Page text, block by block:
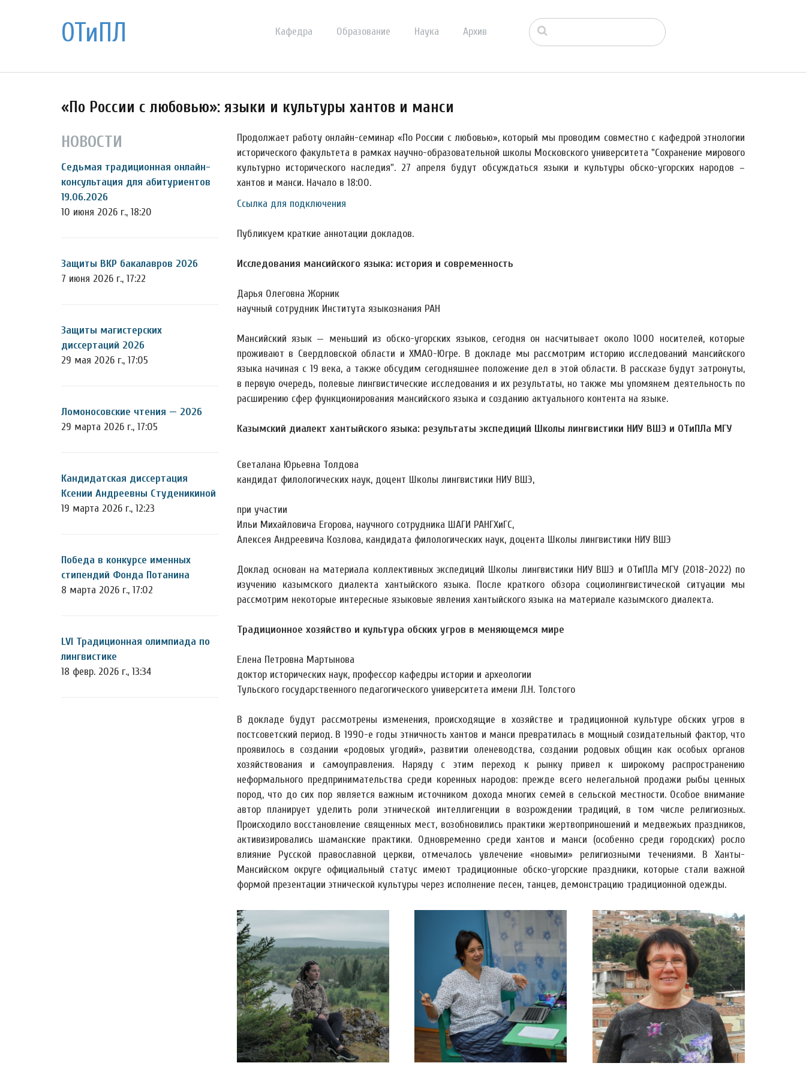
ОТиПЛ Кафедра Образование Наука Архив
«По России с любовью»: языки и культуры хантов и манси
НОВОСТИ
Седьмая традиционная онлайн-
консультация для абитуриентов
19.06.2026
10 июня 2026 г., 18:20
Защиты ВКР бакалавров 2026
7 июня 2026 г., 17:22
Защиты магистерских
диссертаций 2026
29 мая 2026 г., 17:05
Ломоносовские чтения — 2026
29 марта 2026 г., 17:05
Кандидатская диссертация
Ксении Андреевны Студеникиной
19 марта 2026 г., 12:23
Победа в конкурсе именных
стипендий Фонда Потанина
8 марта 2026 г., 17:02
LVI Традиционная олимпиада по
лингвистике
18 февр. 2026 г., 13:34
Продолжает работу онлайн-семинар «По России с любовью», который мы проводим совместно с кафедрой этнологии
исторического факультета в рамках научно-образовательной школы Московского университета "Сохранение мирового
культурно исторического наследия". 27 апреля будут обсуждаться языки и культуры обско-угорских народов –
хантов и манси. Начало в 18:00.
Ссылка для подключения
Публикуем краткие аннотации докладов.
Исследования мансийского языка: история и современность
Дарья Олеговна Жорник
научный сотрудник Института языкознания РАН
Мансийский язык — меньший из обско-угорских языков, сегодня он насчитывает около 1000 носителей, которые
проживают в Свердловской области и ХМАО-Югре. В докладе мы рассмотрим историю исследований мансийского
языка начиная с 19 века, а также обсудим сегодняшнее положение дел в этой области. В рассказе будут затронуты,
в первую очередь, полевые лингвистические исследования и их результаты, но также мы упомянем деятельность по
расширению сфер функционирования мансийского языка и созданию актуального контента на языке.
Казымский диалект хантыйского языка: результаты экспедиций Школы лингвистики НИУ ВШЭ и ОТиПЛа МГУ
Светалана Юрьевна Толдова
кандидат филологических наук, доцент Школы лингвистики НИУ ВШЭ,
при участии
Ильи Михайловича Егорова, научного сотрудника ШАГИ РАНГХиГС,
Алексея Андреевича Козлова, кандидата филологических наук, доцента Школы лингвистики НИУ ВШЭ
Доклад основан на материала коллективных экспедиций Школы лингвистики НИУ ВШЭ и ОТиПЛа МГУ (2018-2022) по
изучению казымского диалекта хантыйского языка. После краткого обзора социолингвистической ситуации мы
рассмотрим некоторые интересные языковые явления хантыйского языка на материале казымского диалекта.
Традиционное хозяйство и культура обских угров в меняющемся мире
Елена Петровна Мартынова
доктор исторических наук, профессор кафедры истории и археологии
Тульского государственного педагогического университета имени Л.Н. Толстого
В докладе будут рассмотрены изменения, происходящие в хозяйстве и традиционной культуре обских угров в
постсоветский период. В 1990-е годы этничность хантов и манси превратилась в мощный созидательный фактор, что
проявилось в создании «родовых угодий», развитии оленеводства, создании родовых общин как особых органов
хозяйствования и самоуправления. Наряду с этим переход к рынку привел к широкому распространению
неформального предпринимательства среди коренных народов: прежде всего нелегальной продажи рыбы ценных
пород, что до сих пор является важным источником дохода многих семей в сельской местности. Особое внимание
автор планирует уделить роли этнической интеллигенции в возрождении традиций, в том числе религиозных.
Происходило восстановление священных мест, возобновились практики жертвоприношений и медвежьих праздников,
активизировались шаманские практики. Одновременно среди хантов и манси (особенно среди городских) росло
влияние Русской православной церкви, отмечалось увлечение «новыми» религиозными течениями. В Ханты-
Мансийском округе официальный статус имеют традиционные обско-угорские праздники, которые стали важной
формой презентации этнической культуры через исполнение песен, танцев, демонстрацию традиционной одежды.